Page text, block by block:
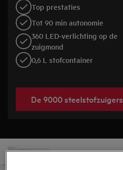
Top prestaties
Tot 90 min autonomie
360 LED-verlichting op de
zuigmond
0,6 L stofcontainer
De 9000 steelstofzuigers